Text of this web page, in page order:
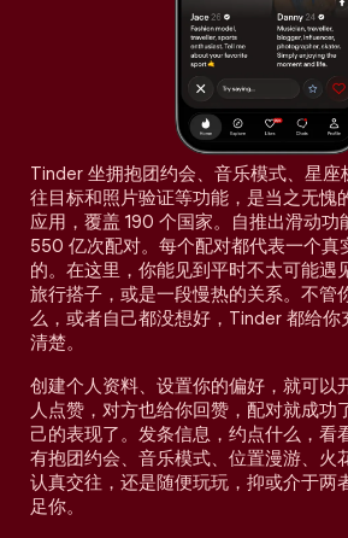
Tinder 坐拥抱团约会、音乐模式、星座
往目标和照片验证等功能，是当之无愧
应用，覆盖 190 个国家。自推出滑动功
550 亿次配对。每个配对都代表一个真
的。在这里，你能见到平时不太可能遇
旅行搭子，或是一段慢热的关系。不管
么，或者自己都没想好，Tinder 都给你
清楚。
创建个人资料、设置你的偏好，就可以
人点赞，对方也给你回赞，配对就成功
己的表现了。发条信息，约点什么，看
有抱团约会、音乐模式、位置漫游、火
认真交往，还是随便玩玩，抑或介于两
足你。